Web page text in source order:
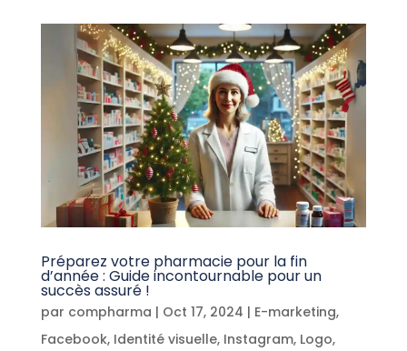
Préparez votre pharmacie pour la fin
d’année : Guide incontournable pour un
succès assuré !
par compharma | Oct 17, 2024 | E-marketing,
Facebook, Identité visuelle, Instagram, Logo,